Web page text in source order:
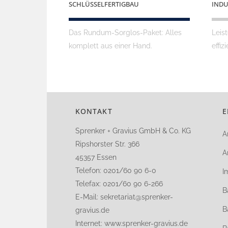
SCHLÜSSELFERTIGBAU
Das Rundum-Sorglos-Paket: Alles
komplett aus einer Hand.
KONTAKT
Sprenker + Gravius GmbH & Co. KG
Ripshorster Str. 366
45357 Essen
Telefon: 0201/60 90 6-0
Telefax: 0201/60 90 6-266
E-Mail: sekretariat@sprenker-
gravius.de
Internet: www.sprenker-gravius.de